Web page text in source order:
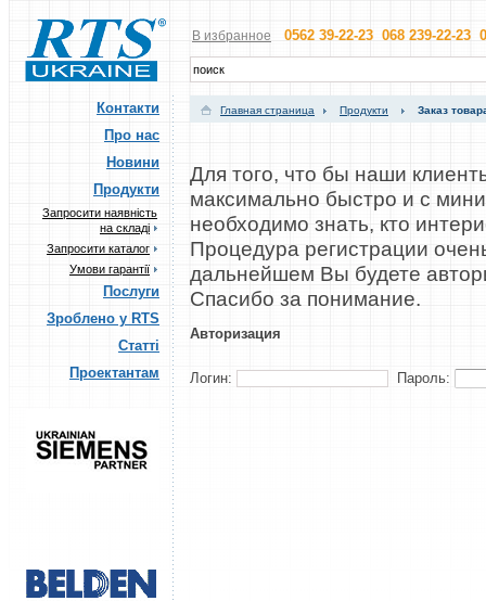
В избранное 0562 39-22-23 068 239-22-23
Контакти
Про нас
Новини
Продукти
Запросити наявність
на складі
Запросити каталог
Умови гарантії
Послуги
Зроблено у RTS
Статті
Проектантам
Главная страница Продукти Заказ
Для того, что бы наши
максимально быстро и с
необходимо знать, кто
Процедура регистрации
дальнейшем Вы будете
Cпасибо за понимание.
Авторизация
Логин: Пароль: